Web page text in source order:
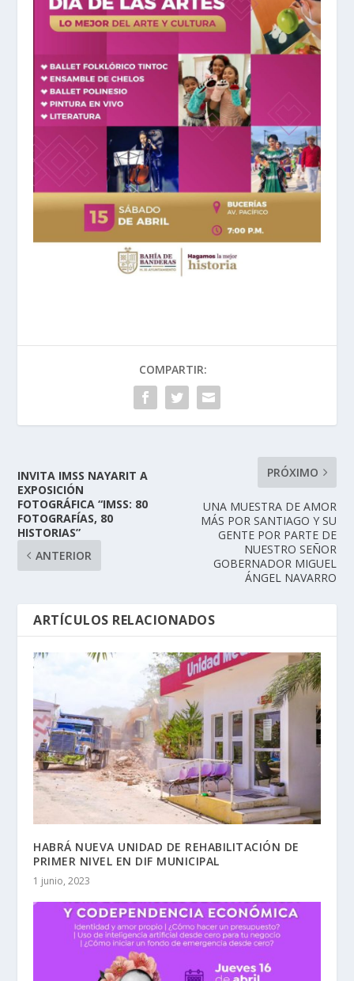
COMPARTIR:
INVITA IMSS NAYARIT A
EXPOSICIÓN
FOTOGRÁFICA “IMSS: 80
FOTOGRAFÍAS, 80
HISTORIAS”
ANTERIOR
PRÓXIMO
UNA MUESTRA DE AMOR
MÁS POR SANTIAGO Y SU
GENTE POR PARTE DE
NUESTRO SEÑOR
GOBERNADOR MIGUEL
ÁNGEL NAVARRO
ARTÍCULOS RELACIONADOS
HABRÁ NUEVA UNIDAD DE REHABILITACIÓN DE
PRIMER NIVEL EN DIF MUNICIPAL
1 junio, 2023